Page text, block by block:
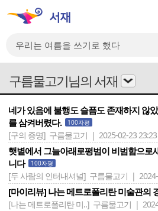
구름물고기님의 서재
네가 있음에 불행도 슬픔도 존재하지 않
를 삼켜버렸다.
100자평
[구의 증명] 구름물고기 | 2025-02-23 23:23
햇볕에서 그늘아래로평범이 비범함으로
니다
100자평
[두 사람의 인터내셔널] 구름물고기 |
[마이리뷰] 나는 메트로폴리탄 미술관의
[나는 메트로폴리탄 미..] 구름물고기 |